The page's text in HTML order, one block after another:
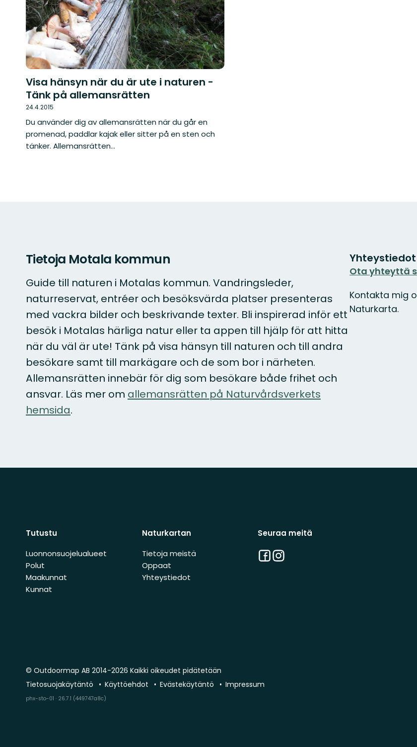
Visa hänsyn när du är ute i naturen -
Tänk på allemansrätten
24.4.2015
Du använder dig av allemansrätten när du går en
promenad, paddlar kajak eller sitter på en sten och
tänker. Allemansrätten...
Tietoja Motala kommun
Guide till naturen i Motalas kommun. Vandringsleder,
naturreservat, entréer och besöksvärda platser presenteras
med vackra bilder och beskrivande texter. Bli inspirerad inför ett
besök i Motalas härliga natur eller ta appen till hjälp för att hitta
när du väl är ute! Tänk på visa hänsyn till naturen och till andra
besökare samt till markägare och de som bor i närheten.
Allemansrätten innebär för dig som besökare både frihet och
ansvar. Läs mer om allemansrätten på Naturvårdsverkets
hemsida.
Yhteystiedot
Ota yhteyttä
Kontakta mig
Naturkarta.
Tutustu
Luonnonsuojelualueet
Polut
Maakunnat
Kunnat
Naturkartan
Tietoja meistä
Oppaat
Yhteystiedot
Seuraa meitä
Facebook
Instagram
© Outdoormap AB 2014-2026 Kaikki oikeudet pidätetään
Tietosuojakäytäntö
Käyttöehdot Evästekäytäntö Impressum
phx-sto-01 · 26.7.1 (449747a8c)